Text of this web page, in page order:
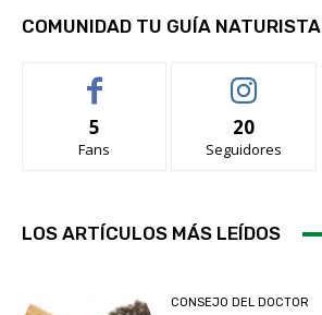
COMUNIDAD TU GUÍA NATURISTA
5
Fans
20
Seguidores
LOS ARTÍCULOS MÁS LEÍDOS
CONSEJO DEL DOCTOR